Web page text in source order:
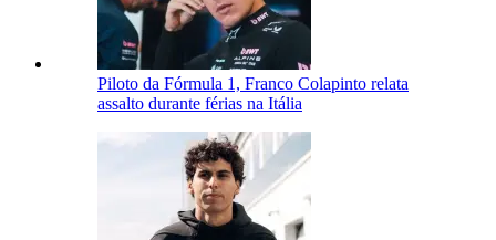
Piloto da Fórmula 1, Franco Colapinto relata
assalto durante férias na Itália